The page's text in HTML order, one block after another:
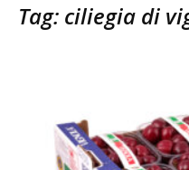
Tag: ciliegia di